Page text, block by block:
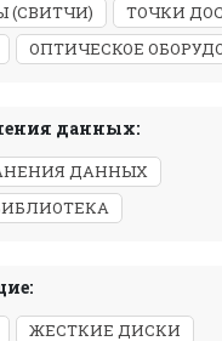
(СВИТЧИ)
ТОЧКИ
ОПТИЧЕСКОЕ
данных:
ДАННЫХ
ЖЕСТКИЕ ДИСКИ